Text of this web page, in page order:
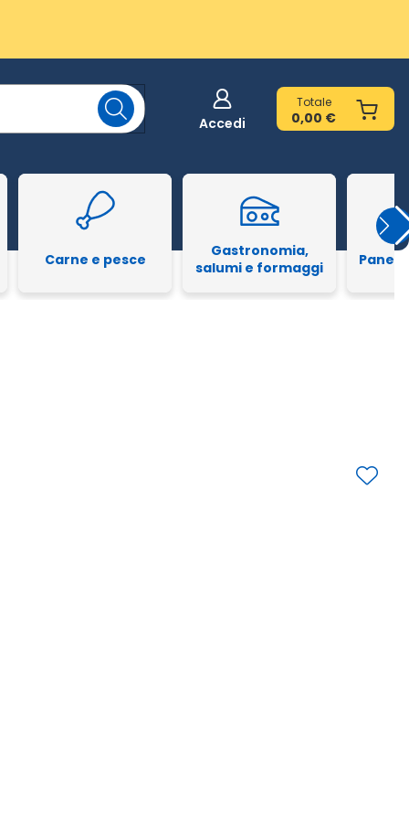
Accedi
Totale
0,00 €
Carne e pesce
Gastronomia,
salumi e formaggi
Pane